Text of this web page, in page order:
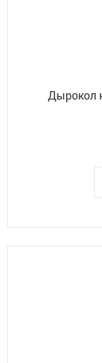
Дырокол